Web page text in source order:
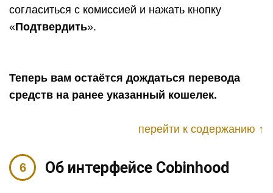
согласиться с комиссией и нажать кнопку
«Подтвердить».
Теперь вам остаётся дождаться перевода
средств на ранее указанный кошелек.
перейти к содержанию ↑
Об интерфейсе Cobinhood